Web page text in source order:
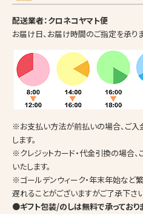
配送業者：クロネコヤマト便
お届け日、お届け時間のご指定を承り
※お支払い方法が前払いの場合、ご
します。
※クレジットカード・代金引換の場合
いたします。
※ゴールデンウィーク・年末年始など
遅れることがございますがご了承下さい
●ギフト包装/のしは無料で承っており